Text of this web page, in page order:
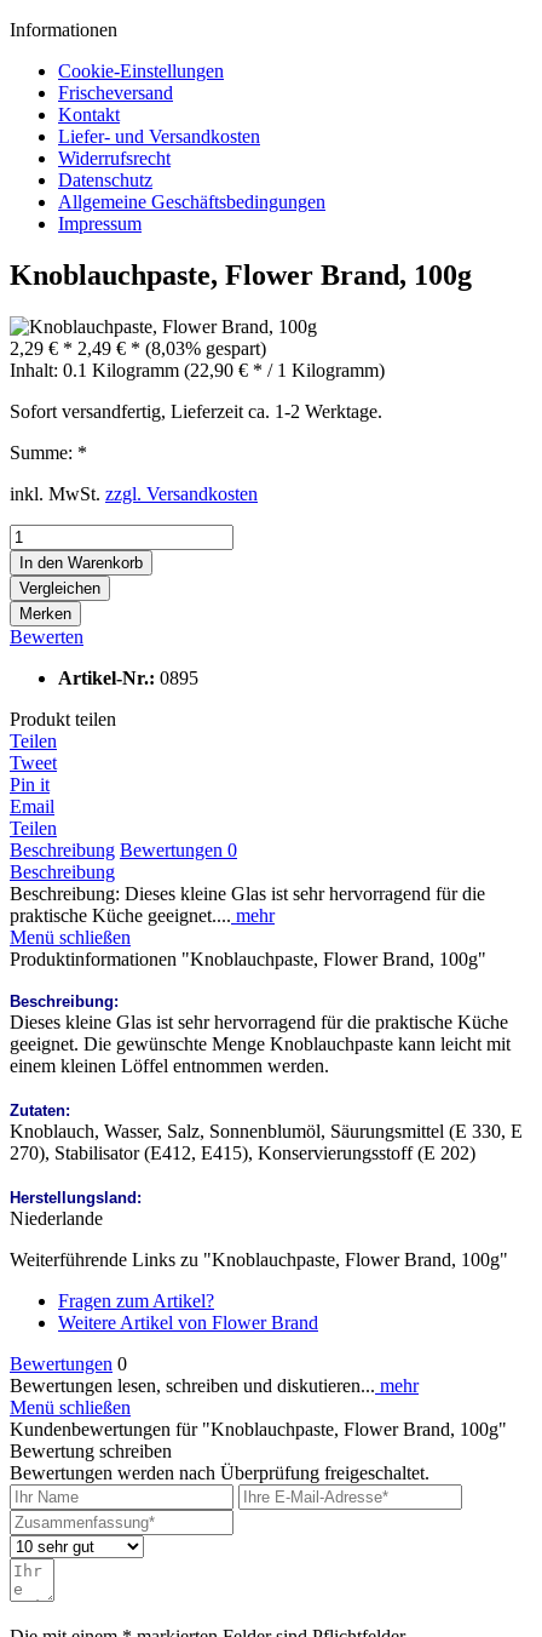
Informationen
Cookie-Einstellungen
Frischeversand
Kontakt
Liefer- und Versandkosten
Widerrufsrecht
Datenschutz
Allgemeine Geschäftsbedingungen
Impressum
Knoblauchpaste, Flower Brand, 100g
2,29 € * 2,49 € * (8,03% gespart)
Inhalt: 0.1 Kilogramm (22,90 € * / 1 Kilogramm)
Sofort versandfertig, Lieferzeit ca. 1-2 Werktage.
Summe: *
inkl. MwSt. zzgl. Versandkosten
In den Warenkorb
Vergleichen
Merken
Bewerten
Artikel-Nr.: 0895
Produkt teilen
Teilen
Tweet
Pin it
Email
Teilen
Beschreibung Bewertungen 0
Beschreibung
Beschreibung: Dieses kleine Glas ist sehr hervorragend für die
praktische Küche geeignet.... mehr
Menü schließen
Produktinformationen "Knoblauchpaste, Flower Brand, 100g"
Beschreibung:
Dieses kleine Glas ist sehr hervorragend für die praktische Küche
geeignet. Die gewünschte Menge Knoblauchpaste kann leicht mit
einem kleinen Löffel entnommen werden.
Zutaten:
Knoblauch, Wasser, Salz, Sonnenblumöl, Säurungsmittel (E 330, E
270), Stabilisator (E412, E415), Konservierungsstoff (E 202)
Herstellungsland:
Niederlande
Weiterführende Links zu "Knoblauchpaste, Flower Brand, 100g"
Fragen zum Artikel?
Weitere Artikel von Flower Brand
Bewertungen 0
Bewertungen lesen, schreiben und diskutieren... mehr
Menü schließen
Kundenbewertungen für "Knoblauchpaste, Flower Brand, 100g"
Bewertung schreiben
Bewertungen werden nach Überprüfung freigeschaltet.